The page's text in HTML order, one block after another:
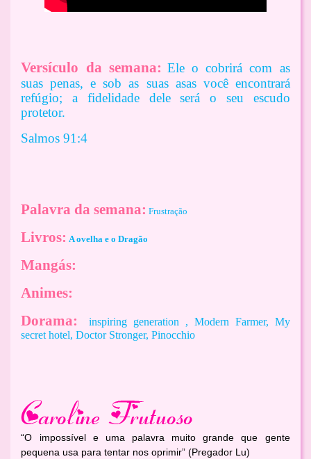
Versículo da semana: Ele o cobrirá com as
suas penas, e sob as suas asas você encontrará
refúgio; a fidelidade dele será o seu escudo
protetor.
Salmos 91:4
Palavra da semana: Frustração
Livros: A ovelha e o Dragão
Mangás:
Animes:
Dorama:
inspiring generation , Modern Farmer, My
secret hotel, Doctor Stronger, Pinocchio
“O impossível e uma palavra muito grande que gente
pequena usa para tentar nos oprimir” (Pregador Lu)